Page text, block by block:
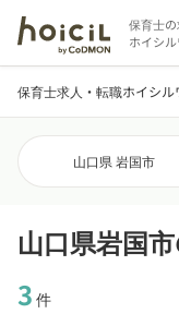
保育士
ホイシ
保育士求人・転職ホイシル
山口県 岩国市
山口県岩国
3 件